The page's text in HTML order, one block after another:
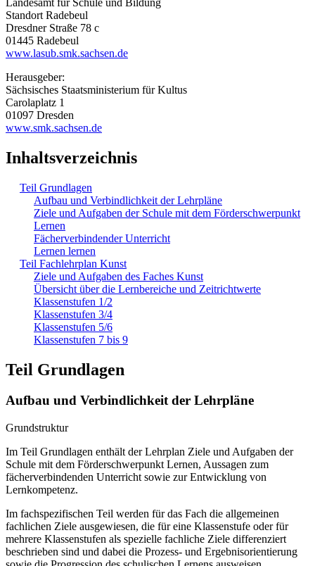
Standort Radebeul
Dresdner Straße 78 c
01445 Radebeul
www.lasub.smk.sachsen.de
Herausgeber:
Sächsisches Staatsministerium für Kultus
Carolaplatz 1
01097 Dresden
www.smk.sachsen.de
Inhaltsverzeichnis
Teil Grundlagen
Aufbau und Verbindlichkeit der Lehrpläne
Ziele und Aufgaben der Schule mit dem Förderschwerpunkt
Lernen
Fächerverbindender Unterricht
Lernen lernen
Teil Fachlehrplan Kunst
Ziele und Aufgaben des Faches Kunst
Übersicht über die Lernbereiche und Zeitrichtwerte
Klassenstufen 1/2
Klassenstufen 3/4
Klassenstufen 5/6
Klassenstufen 7 bis 9
Teil Grundlagen
Aufbau und Verbindlichkeit der Lehrpläne
Grundstruktur
Im Teil Grundlagen enthält der Lehrplan Ziele und Aufgaben der
Schule mit dem Förderschwerpunkt Lernen, Aussagen zum
fächerverbindenden Unterricht sowie zur Entwicklung von
Lernkompetenz.
Im fachspezifischen Teil werden für das Fach die allgemeinen
fachlichen Ziele ausgewiesen, die für eine Klassenstufe oder für
mehrere Klassenstufen als spezielle fachliche Ziele differenziert
beschrieben sind und dabei die Prozess- und Ergebnisorientierung